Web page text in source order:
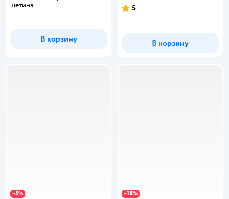
щетина
В корзину
Рейтинг:
5
В корзину
−5% −18%